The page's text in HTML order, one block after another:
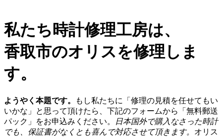
私たち時計修理工房は、
香取市のオリスを修理しま
す。
ようやく本題です。
もし私たちに「修理の見積を任せてもい
いかな」と思って頂けたら、下記のフォームから「無料郵送
パック」をお申込みください。
日本国外で購入なさった時計
でも、保証書がなくとも喜んで対応させて頂きます。 オリス